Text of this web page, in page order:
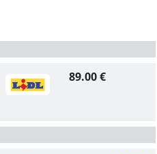
89.00 €